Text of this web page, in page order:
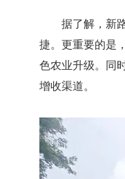
据了解，新路
捷。更重要的是
色农业升级。同
增收渠道。